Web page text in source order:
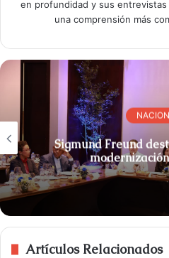
en profundidad y sus
una comprensión más
Sigmund Freund
Artículos Relacionados